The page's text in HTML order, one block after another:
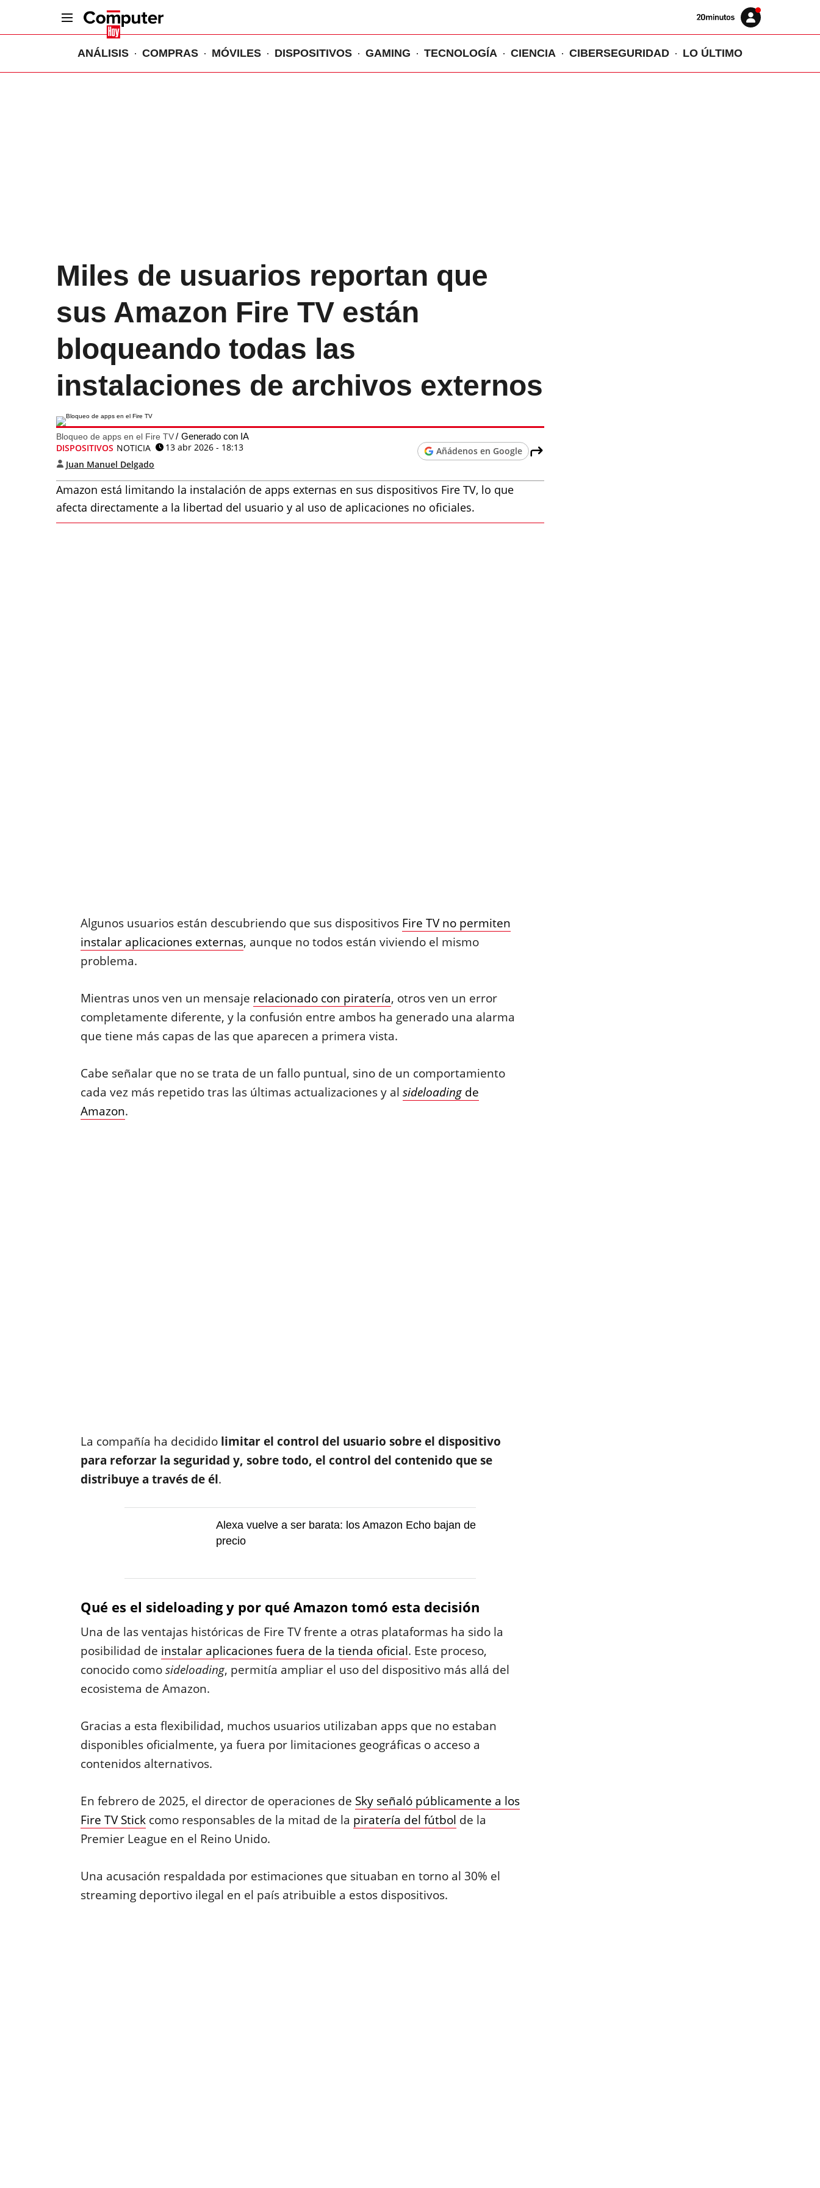
Volver
Iniciar
sesión
ANÁLISIS COMPRAS MÓVILES DISPOSITIVOS GAMING TECNOLOGÍA CIENCIA CIBERSEGURIDAD LO ÚLTIMO
Miles de usuarios reportan que
sus Amazon Fire TV están
bloqueando todas las
instalaciones de archivos externos
Bloqueo de apps en el Fire TV Generado con IA
DISPOSITIVOS NOTICIA
13 abr 2026 - 18:13
Juan Manuel Delgado
Añádenos en Google
Amazon está limitando la instalación de apps externas en sus dispositivos Fire TV, lo que
afecta directamente a la libertad del usuario y al uso de aplicaciones no oficiales.
Algunos usuarios están descubriendo que sus dispositivos Fire TV no permiten
instalar aplicaciones externas, aunque no todos están viviendo el mismo
problema.
Mientras unos ven un mensaje relacionado con piratería, otros ven un error
completamente diferente, y la confusión entre ambos ha generado una alarma
que tiene más capas de las que aparecen a primera vista.
Cabe señalar que no se trata de un fallo puntual, sino de un comportamiento
cada vez más repetido tras las últimas actualizaciones y al sideloadingde
Amazon.
La compañía ha decidido limitar el control del usuario sobre el dispositivo
para reforzar la seguridad y, sobre todo, el control del contenido que se
distribuye a través de él.
Alexa vuelve a ser barata: los Amazon Echo bajan de
precio
Qué es el sideloading y por qué Amazon tomó esta decisión
Una de las ventajas históricas de Fire TV frente a otras plataformas ha sido la
posibilidad de instalar aplicaciones fuera de la tienda oficial. Este proceso,
conocido comosideloading, permitía ampliar el uso del dispositivo más allá del
ecosistema de Amazon.
Gracias a esta flexibilidad, muchos usuarios utilizaban apps que no estaban
disponibles oficialmente, ya fuera por limitaciones geográficas o acceso a
contenidos alternativos.
En febrero de 2025, el director de operaciones de Sky señaló públicamente a los
Fire TV Stickcomo responsables de la mitad de la piratería del fútbol de la
Premier League en el Reino Unido.
Una acusación respaldada por estimaciones que situaban en torno al 30% el
streaming deportivo ilegal en el país atribuible a estos dispositivos.